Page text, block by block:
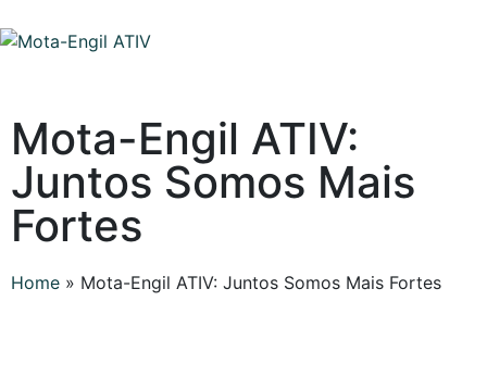
Mota-Engil ATIV:
Juntos Somos Mais
Fortes
Home » Mota-Engil ATIV: Juntos Somos Mais Fortes